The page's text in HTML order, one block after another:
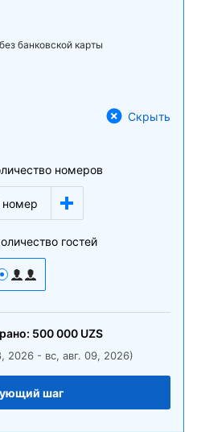
банковской карты
Скрыть
номеров
номер
гостей
500 000 UZS
2026 - вс, авг. 09, 2026)
шаг